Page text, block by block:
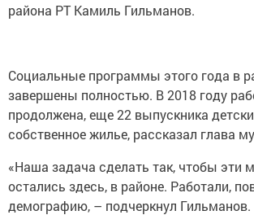
района РТ Камиль Гильманов.
Социальные программы этого года в
завершены полностью. В 2018 году
продолжена, еще 22 выпускника
собственное жилье, рассказал глава
«Наша задача сделать так, чтобы эти
остались здесь, в районе. Работали,
демографию, – подчеркнул